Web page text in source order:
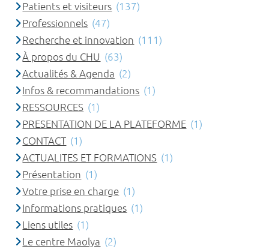
Patients et visiteurs (137)
Professionnels (47)
Recherche et innovation (111)
À propos du CHU (63)
Actualités & Agenda (2)
Infos & recommandations (1)
RESSOURCES (1)
PRESENTATION DE LA PLATEFORME (1)
CONTACT (1)
ACTUALITES ET FORMATIONS (1)
Présentation (1)
Votre prise en charge (1)
Informations pratiques (1)
Liens utiles (1)
Le centre Maolya (2)